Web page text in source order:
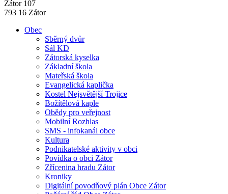
Zátor 107
793 16 Zátor
Obec
Sběrný dvůr
Sál KD
Zátorská kyselka
Základní škola
Mateřská škola
Evangelická kaplička
Kostel Nejsvětější Trojice
Božítělová kaple
Obědy pro veřejnost
Mobilní Rozhlas
SMS - infokanál obce
Kultura
Podnikatelské aktivity v obci
Povídka o obci Zátor
Zřícenina hradu Zátor
Kroniky
Digitální povodňový plán Obce Zátor